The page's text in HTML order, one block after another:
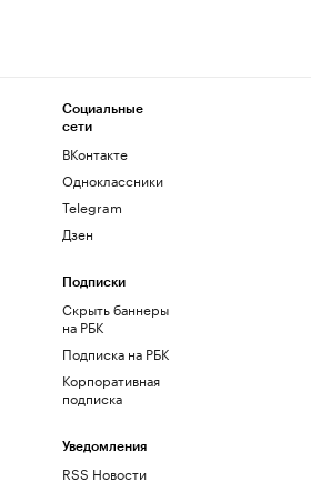
Социальные
сети
ВКонтакте
Одноклассники
Telegram
Дзен
Подписки
Скрыть баннеры
на РБК
Подписка на РБК
Корпоративная
подписка
Уведомления
RSS Новости